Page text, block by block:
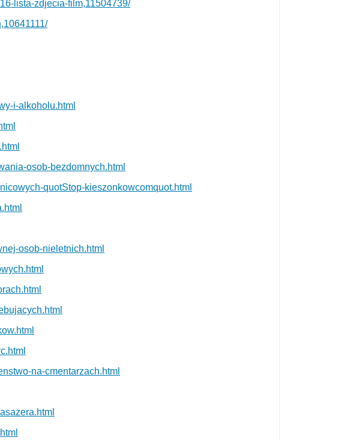
lista-zdjecia-film,11504739/
i-alkoholu.html
osob-bezdomnych.html
quotStop-kieszonkowcomquot.html
osob-nieletnich.html
na-cmentarzach.html